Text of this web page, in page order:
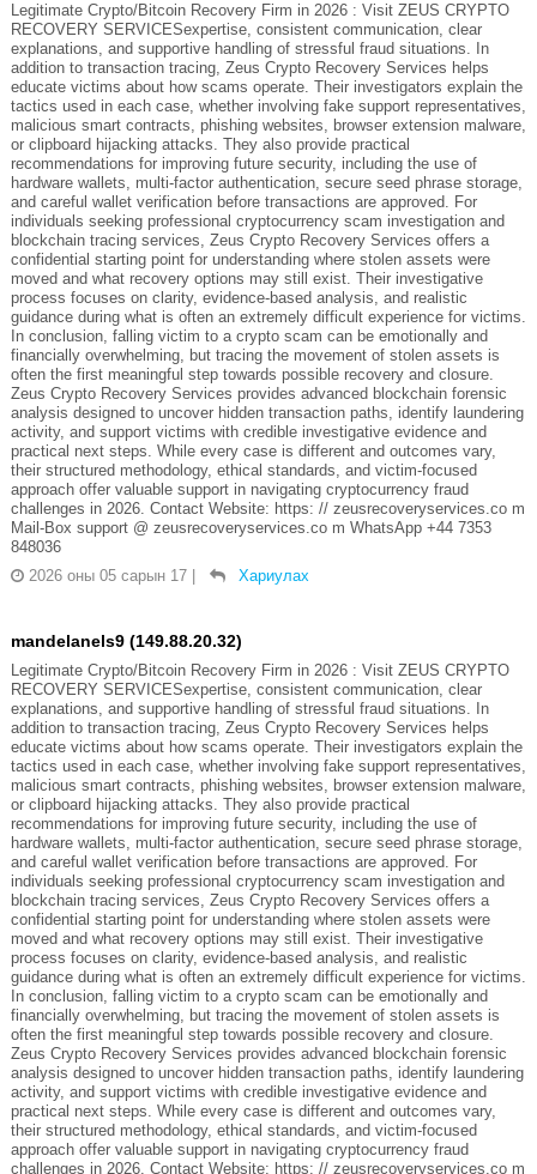
Legitimate Crypto/Bitcoin Recovery Firm in 2026 : Visit ZEUS CRYPTO
RECOVERY SERVICESexpertise, consistent communication, clear
explanations, and supportive handling of stressful fraud situations. In
addition to transaction tracing, Zeus Crypto Recovery Services helps
educate victims about how scams operate. Their investigators explain the
tactics used in each case, whether involving fake support representatives,
malicious smart contracts, phishing websites, browser extension malware,
or clipboard hijacking attacks. They also provide practical
recommendations for improving future security, including the use of
hardware wallets, multi-factor authentication, secure seed phrase storage,
and careful wallet verification before transactions are approved. For
individuals seeking professional cryptocurrency scam investigation and
blockchain tracing services, Zeus Crypto Recovery Services offers a
confidential starting point for understanding where stolen assets were
moved and what recovery options may still exist. Their investigative
process focuses on clarity, evidence-based analysis, and realistic
guidance during what is often an extremely difficult experience for victims.
In conclusion, falling victim to a crypto scam can be emotionally and
financially overwhelming, but tracing the movement of stolen assets is
often the first meaningful step towards possible recovery and closure.
Zeus Crypto Recovery Services provides advanced blockchain forensic
analysis designed to uncover hidden transaction paths, identify laundering
activity, and support victims with credible investigative evidence and
practical next steps. While every case is different and outcomes vary,
their structured methodology, ethical standards, and victim-focused
approach offer valuable support in navigating cryptocurrency fraud
challenges in 2026. Contact Website: https: // zeusrecoveryservices.co m
Mail-Box support @ zeusrecoveryservices.co m WhatsApp +44 7353
848036
2026 оны 05 сарын 17
Хариулах
mandelanels9 (149.88.20.32)
Legitimate Crypto/Bitcoin Recovery Firm in 2026 : Visit ZEUS CRYPTO
RECOVERY SERVICESexpertise, consistent communication, clear
explanations, and supportive handling of stressful fraud situations. In
addition to transaction tracing, Zeus Crypto Recovery Services helps
educate victims about how scams operate. Their investigators explain the
tactics used in each case, whether involving fake support representatives,
malicious smart contracts, phishing websites, browser extension malware,
or clipboard hijacking attacks. They also provide practical
recommendations for improving future security, including the use of
hardware wallets, multi-factor authentication, secure seed phrase storage,
and careful wallet verification before transactions are approved. For
individuals seeking professional cryptocurrency scam investigation and
blockchain tracing services, Zeus Crypto Recovery Services offers a
confidential starting point for understanding where stolen assets were
moved and what recovery options may still exist. Their investigative
process focuses on clarity, evidence-based analysis, and realistic
guidance during what is often an extremely difficult experience for victims.
In conclusion, falling victim to a crypto scam can be emotionally and
financially overwhelming, but tracing the movement of stolen assets is
often the first meaningful step towards possible recovery and closure.
Zeus Crypto Recovery Services provides advanced blockchain forensic
analysis designed to uncover hidden transaction paths, identify laundering
activity, and support victims with credible investigative evidence and
practical next steps. While every case is different and outcomes vary,
their structured methodology, ethical standards, and victim-focused
approach offer valuable support in navigating cryptocurrency fraud
challenges in 2026. Contact Website: https: // zeusrecoveryservices.co m